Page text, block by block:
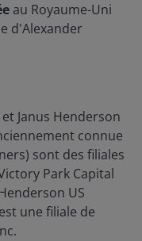
au Royaume-Uni
d'Alexander
Janus Henderson
connue
sont des filiales
Park Capital
US
une filiale de